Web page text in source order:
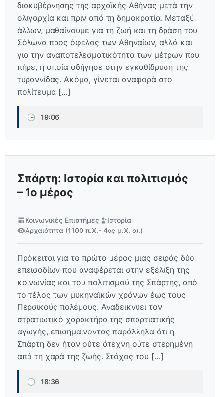
διακυβέρνησης της αρχαϊκής Αθήνας μετά την
ολιγαρχία και πριν από τη δημοκρατία. Μεταξύ
άλλων, μαθαίνουμε για τη ζωή και τη δράση του
Σόλωνα προς όφελος των Αθηναίων, αλλά και
για την αναποτελεσματικότητα των μέτρων που
πήρε, η οποία οδήγησε στην εγκαθίδρυση της
τυραννίδας. Ακόμα, γίνεται αναφορά στο
πολίτευμα […]
🕒 19:06
Σπάρτη: Ιστορία και πολιτισμός
– 1ο μέρος
Κοινωνικές Επιστήμες
Ιστορία
Αρχαιότητα (1100 π.Χ.- 4ος μ.Χ. αι.)
Πρόκειται για το πρώτο μέρος μιας σειράς δύο
επεισοδίων που αναφέρεται στην εξέλιξη της
κοινωνίας και του πολιτισμού της Σπάρτης, από
το τέλος των μυκηναϊκών χρόνων έως τους
Περσικούς πολέμους. Αναδεικνύει τον
στρατιωτικό χαρακτήρα της σπαρτιατικής
αγωγής, επισημαίνοντας παράλληλα ότι η
Σπάρτη δεν ήταν ούτε άτεχνη ούτε στερημένη
από τη χαρά της ζωής. Στόχος του […]
🕒 18:36